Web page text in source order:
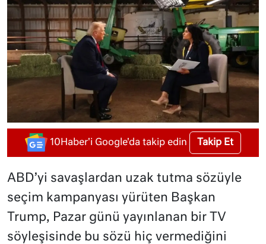
10Haber'i Google'da takip edin Takip Et
ABD’yi savaşlardan uzak tutma sözüyle
seçim kampanyası yürüten Başkan
Trump, Pazar günü yayınlanan bir TV
söyleşisinde bu sözü hiç vermediğini